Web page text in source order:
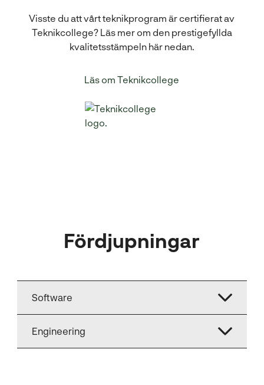
Visste du att vårt teknikprogram är certifierat av
Teknikcollege? Läs mer om den prestigefyllda
kvalitetsstämpeln här nedan.
Läs om Teknikcollege
Fördjupningar
Software
Engineering